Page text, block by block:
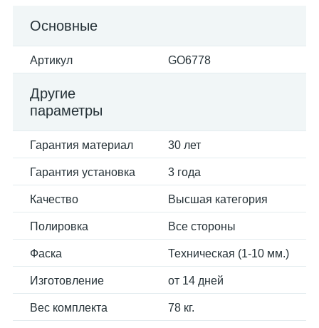
Основные
Артикул GO6778
Другие
параметры
Гарантия материал 30 лет
Гарантия установка 3 года
Качество Высшая категория
Полировка Все стороны
Фаска Техническая (1-10 мм.)
Изготовление от 14 дней
Вес комплекта 78 кг.